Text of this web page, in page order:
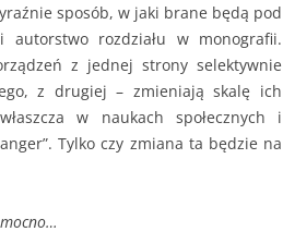
sposób, w jaki brane będą pod
rozdziału w monografii.
z jednej strony selektywnie
z drugiej – zmieniają skalę ich
w naukach społecznych i
Tylko czy zmiana ta będzie na